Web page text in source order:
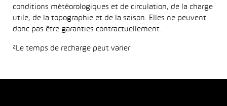
conditions météorologiques et de circulation, de la charge
utile, de la topographie et de la saison. Elles ne peuvent
donc pas être garanties contractuellement.
²Le temps de recharge peut varier